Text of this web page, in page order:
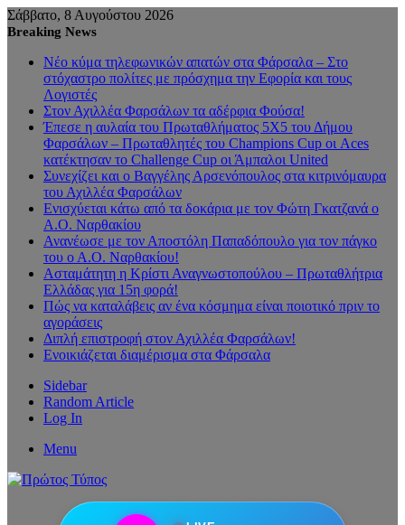
Σάββατο, 8 Αυγούστου 2026
Breaking News
Νέο κύμα τηλεφωνικών απατών στα Φάρσαλα – Στο
στόχαστρο πολίτες με πρόσχημα την Εφορία και τους
Λογιστές
Στον Αχιλλέα Φαρσάλων τα αδέρφια Φούσα!
Έπεσε η αυλαία του Πρωταθλήματος 5Χ5 του Δήμου
Φαρσάλων – Πρωταθλητές του Champions Cup οι Aces
κατέκτησαν το Challenge Cup οι Άμπαλοι United
Συνεχίζει και ο Βαγγέλης Αρσενόπουλος στα κιτρινόμαυρα
του Αχιλλέα Φαρσάλων
Ενισχύεται κάτω από τα δοκάρια με τον Φώτη Γκατζανά ο
Α.Ο. Ναρθακίου
Ανανέωσε με τον Αποστόλη Παπαδόπουλο για τον πάγκο
του ο Α.Ο. Ναρθακίου!
Ασταμάτητη η Κρίστι Αναγνωστοπούλου – Πρωταθλήτρια
Ελλάδας για 15η φορά!
Πώς να καταλάβεις αν ένα κόσμημα είναι ποιοτικό πριν το
αγοράσεις
Διπλή επιστροφή στον Αχιλλέα Φαρσάλων!
Ενοικιάζεται διαμέρισμα στα Φάρσαλα
Sidebar
Random Article
Log In
Menu